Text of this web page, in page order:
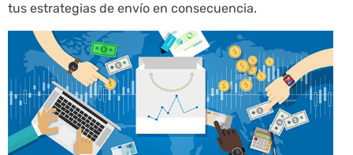
tus estrategias de envío en consecuencia.